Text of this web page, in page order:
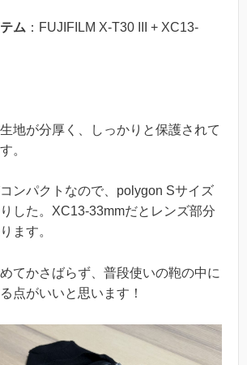
ム ：FUJIFILM X-T30 III + XC13-
地が分厚く、しっかりと保護されて
。
ンパクトなので、polygon Sサイズ
した。XC13-33mmだとレンズ部分
ます。
てかさばらず、普段使いの鞄の中に
点がいいと思います！